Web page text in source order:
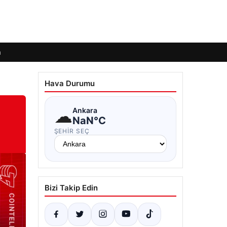
Hava Durumu
☁Ankara
NaN°C
ŞEHIR SEÇ
Bizi Takip Edin